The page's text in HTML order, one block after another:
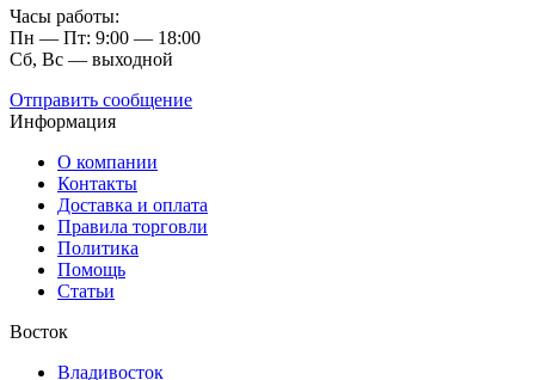
Часы работы:
Пн — Пт: 9:00 — 18:00
Сб, Вc — выходной
Отправить сообщение
Информация
О компании
Контакты
Доставка и оплата
Правила торговли
Политика
Помощь
Статьи
Восток
Владивосток